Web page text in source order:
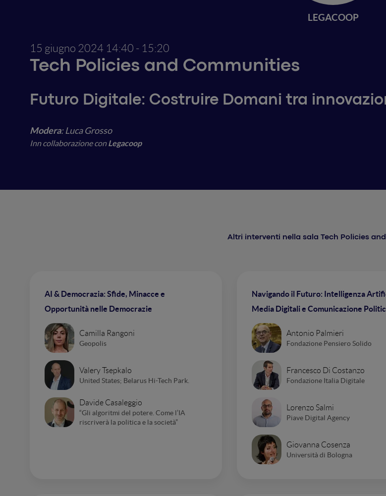
LEGACOOP
15 giugno 2024 14:40 - 15:20
Tech Policies and Communities
Futuro Digitale: Costruire Domani tra
Modera: Luca Grosso
Inn collaborazione conLegacoop
Altri interventi nella sala Tech Policies
AI & Democrazia: Sfide, Minacce e
Opportunità nelle Democrazie
Camilla Rangoni
Geopolis
Valery Tsepkalo
United States; Belarus Hi-Tech Park.
Davide Casaleggio
“Gli algoritmi del potere. Come l’IA
riscriverà la politica e la società”
Navigando il Futuro: Intelligenza
Media Digitali e Comunicazione
Antonio Palmieri
Fondazione Pensiero Solido
Francesco Di Costanzo
Fondazione Italia Digitale
Lorenzo Salmi
Piave Digital Agency
Giovanna Cosenza
Università di Bologna